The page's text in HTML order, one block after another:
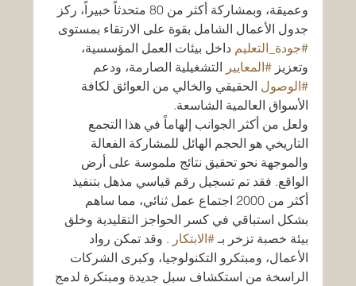
وعميقة، وبمشاركة أكثر من 80 متحدثاً خبيراً، ركز
جدول الأعمال الشامل بقوة على الارتقاء بمستوى
#جودة_التعليم داخل بيئات العمل المؤسسية،
وتعزيز #المعايير التشغيلية الصارمة، ودعم
#الوصول الحقيقي والخالي من العوائق لكافة
الأسواق العالمية الشاسعة.
ولعل من أكثر الجوانب إلهاماً في هذا التجمع
التاريخي هو الحجم الهائل للمشاركة الفعالة
والموجهة نحو تحقيق نتائج ملموسة على أرض
الواقع. فقد تم تسجيل رقم قياسي مذهل بتنفيذ
أكثر من 2000 اجتماع عمل ثنائي، مما ساهم
بشكل استباقي في كسر الحواجز التقليدية وخلق
بيئة خصبة تزخر بـ #الابتكار . وقد تمكن رواد
الأعمال، ومبتكرو التكنولوجيا، وكبرى الشركات
الراسخة من استكشاف سبل جديدة ومبتكرة لدمج